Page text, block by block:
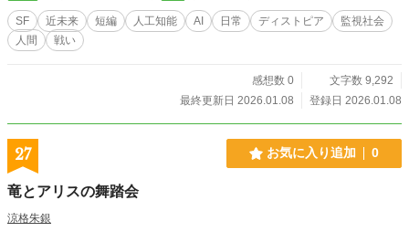
『目覚めろ』と言うんです」彼の夢には、感情を制限なく表
現する人々が映っていた——最適化社会では禁じられた、古
ぜ罪なのか。 その夜、ケンジが深夜にユイの部屋を訪れる。
インプラントをハッキングし、監視を遮断した彼は告げる。
は、インプラントなしで笑い、泣き、怒る人々。抵抗組織の
リーダー・サトシは語る。「システムは『幸福』を約束し
だ」 彼らの計画は明確だった。全てを管理する中央AI「マス
SF 近未来 短編 人工知能 AI 日常 ディストピア
監視社会
人間
戦い
感想数 0
文字数 9,292
最終更新日 2026.01.08
登録日 2026.01.08
27 お気に入り追加 0
竜とアリスの舞踏会
涼格朱銀